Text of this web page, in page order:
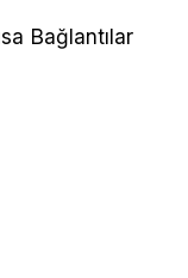
Bağlantılar